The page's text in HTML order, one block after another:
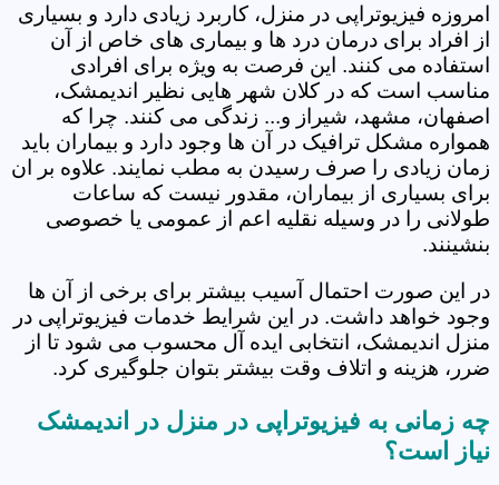
امروزه فیزیوتراپی در منزل، کاربرد زیادی دارد و بسیاری
از افراد برای درمان درد ها و بیماری های خاص از آن
استفاده می کنند. این فرصت به ویژه برای افرادی
مناسب است که در کلان شهر هایی نظیر اندیمشک،
اصفهان، مشهد، شیراز و... زندگی می کنند. چرا که
همواره مشکل ترافیک در آن ها وجود دارد و بیماران باید
زمان زیادی را صرف رسیدن به مطب نمایند. علاوه بر ان
برای بسیاری از بیماران، مقدور نیست که ساعات
طولانی را در وسیله نقلیه اعم از عمومی یا خصوصی
بنشینند.
در این صورت احتمال آسیب بیشتر برای برخی از آن ها
وجود خواهد داشت. در این شرایط خدمات فیزیوتراپی در
منزل اندیمشک، انتخابی ایده آل محسوب می شود تا از
ضرر، هزینه و اتلاف وقت بیشتر بتوان جلوگیری کرد.
چه زمانی به فیزیوتراپی در منزل در اندیمشک
نیاز است؟